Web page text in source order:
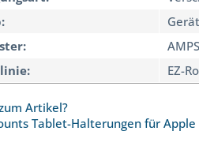
EZ-
Artikel?
Tablet-Halterungen für Apple